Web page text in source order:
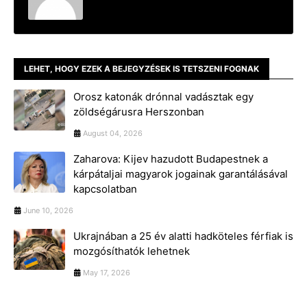
LEHET, HOGY EZEK A BEJEGYZÉSEK IS TETSZENI FOGNAK
Orosz katonák drónnal vadásztak egy
zöldségárusra Herszonban
August 04, 2026
Zaharova: Kijev hazudott Budapestnek a
kárpátaljai magyarok jogainak garantálásával
kapcsolatban
June 10, 2026
Ukrajnában a 25 év alatti hadköteles férfiak is
mozgósíthatók lehetnek
May 17, 2026